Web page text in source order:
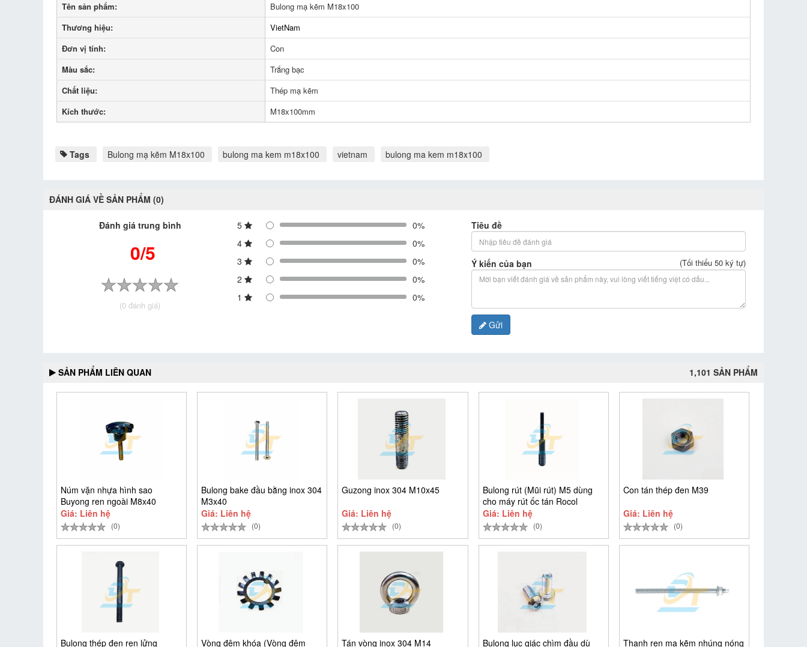
Tên sản phẩm:
Bulong mạ kẽm M18x100
Thương hiệu:
VietNam
Đơn vị tính:
Con
Màu sắc:
Trắng bạc
Chất liệu:
Thép mạ kẽm
Kích thước:
M18x100mm
Tags Bulong mạ kẽm M18x100 bulong ma kem m18x100 vietnam bulong ma kem m18x100
ĐÁNH GIÁ VỀ SẢN PHẨM (0)
Đánh giá trung bình
0/5
(0 đánh giá)
5
0%
4
0%
3
0%
2
0%
1
0%
Tiêu đề
Ý kiến của bạn (Tối thiểu 50 ký tự)
Gửi
SẢN PHẨM LIÊN QUAN 1,101 SẢN PHẨM
Núm vặn nhựa hình sao
Buyong ren ngoài M8x40
Giá: Liên hệ
(0)
Bulong bake đầu bằng inox 304
M3x40
Giá: Liên hệ
(0)
Guzong inox 304 M10x45
Giá: Liên hệ
(0)
Bulong rút (Mũi rút) M5 dùng
cho máy rút ốc tán Rocol
Giá: Liên hệ
(0)
Con tán thép đen M39
Giá: Liên hệ
(0)
Bulong thép đen ren lửng Vòng đệm khóa (Vòng đệm Tán vòng inox 304 M14 Bulong lục giác chìm đầu dù Thanh ren mạ kẽm nhúng nóng